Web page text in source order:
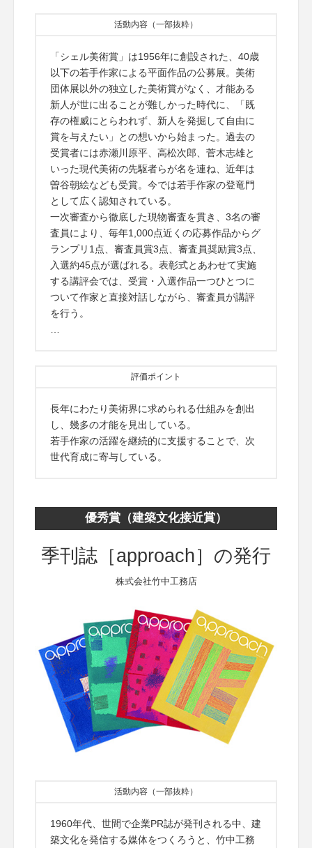
活動内容（一部抜粋）
「シェル美術賞」は1956年に創設された、40歳
以下の若手作家による平面作品の公募展。美術
団体展以外の独立した美術賞がなく、才能ある
新人が世に出ることが難しかった時代に、「既
存の権威にとらわれず、新人を発掘して自由に
賞を与えたい」との想いから始まった。過去の
受賞者には赤瀬川原平、高松次郎、菅木志雄と
いった現代美術の先駆者らが名を連ね、近年は
曽谷朝絵なども受賞。今では若手作家の登竜門
として広く認知されている。
一次審査から徹底した現物審査を貫き、3名の審
査員により、毎年1,000点近くの応募作品からグ
ランプリ1点、審査員賞3点、審査員奨励賞3点、
入選約45点が選ばれる。表彰式とあわせて実施
する講評会では、受賞・入選作品一つひとつに
ついて作家と直接対話しながら、審査員が講評
を行う。
評価ポイント
長年にわたり美術界に求められる仕組みを創出
し、幾多の才能を見出している。
若手作家の活躍を継続的に支援することで、次
世代育成に寄与している。
優秀賞（建築文化接近賞）
季刊誌［approach］の発行
株式会社竹中工務店
活動内容（一部抜粋）
1960年代、世間で企業PR誌が発刊される中、建
築文化を発信する媒体をつくろうと、竹中工務